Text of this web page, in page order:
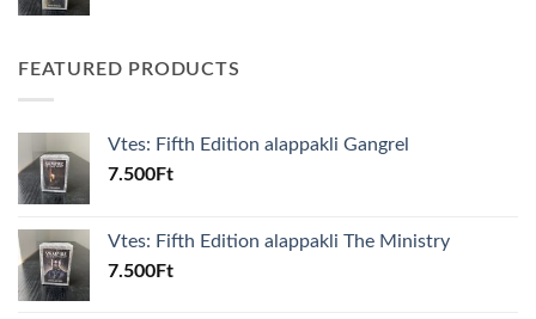
FEATURED PRODUCTS
Vtes: Fifth Edition alappakli Gangrel
7.500Ft
Vtes: Fifth Edition alappakli The Ministry
7.500Ft